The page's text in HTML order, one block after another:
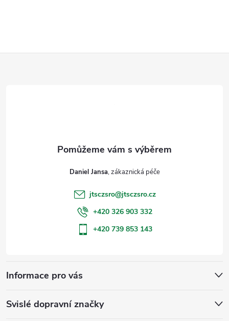
Informace pro vás
Svislé dopravní značky
Daniel Jansa
jtsczsro@jtsczsro.cz
+420 326 903 332
+420 739 853 143